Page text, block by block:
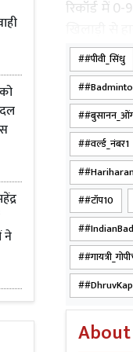
ने
रिकॉर्ड में
अगले
अर्जुन की
जोड़ीदार
Read
भारत की
हुई हैं,
की।
की टॉप
#पीवी_सिंधु
#वर्ल्ड_नंबर1
#टॉप10